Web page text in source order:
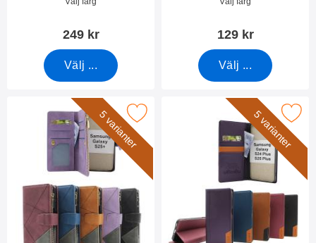
249 kr
Välj ...
129 kr
Välj ...
5 varianter
xL Samsung Galaxy S25+ Lyx Plånboksfodral som favorit
5 varianter
Makera samsung Galaxy S24+ /